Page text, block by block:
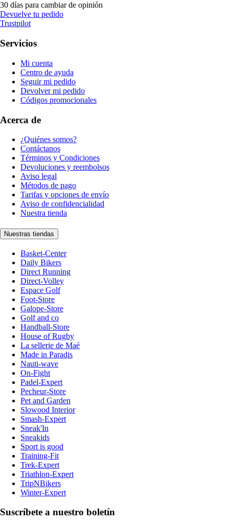
30 días para cambiar de opinión
Devuelve tu pedido
Trustpilot
Servicios
Mi cuenta
Centro de ayuda
Seguir mi pedido
Devolver mi pedido
Códigos promocionales
Acerca de
¿Quiénes somos?
Contáctanos
Términos y Condiciones
Devoluciones y reembolsos
Aviso legal
Métodos de pago
Tarifas y opciones de envío
Aviso de confidencialidad
Nuestra tienda
Nuestras tiendas
Basket-Center
Daily Bikers
Direct Running
Direct-Volley
Espace Golf
Foot-Store
Galope-Store
Golf and co
Handball-Store
House of Rugby
La sellerie de Maé
Made in Paradis
Nauti-wave
On-Fight
Padel-Expert
Pecheur-Store
Pet and Garden
Slowood Interior
Smash-Expert
Sneak'In
Sneakids
Sport is good
Training-Fit
Trek-Expert
Triathlon-Expert
TripNBikers
Winter-Expert
Suscríbete a nuestro boletín